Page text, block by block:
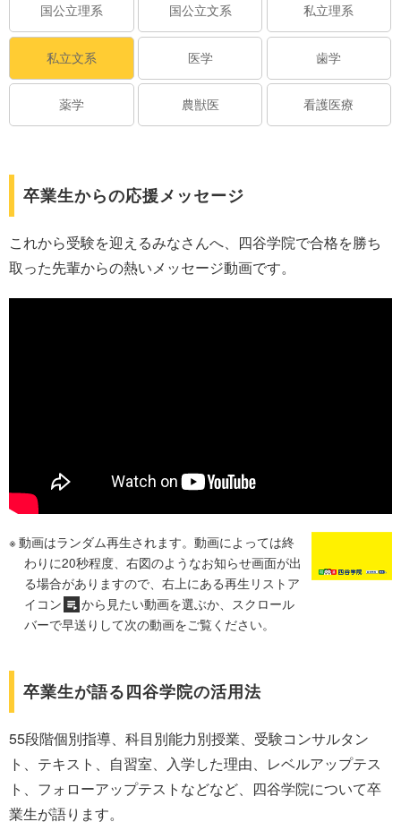
国公立理系 国公立文系 私立理系
私立文系 医学 歯学
薬学 農獣医 看護医療
卒業生からの応援メッセージ
これから受験を迎えるみなさんへ、四谷学院で合格を勝ち
取った先輩からの熱いメッセージ動画です。
動画はランダム再生されます。動画によっては終
わりに20秒程度、右図のようなお知らせ画面が出
る場合がありますので、右上にある再生リストア
イコン
から見たい動画を選ぶか、スクロール
バーで早送りして次の動画をご覧ください。
卒業生が語る四谷学院の活用法
55段階個別指導、科目別能力別授業、受験コンサルタン
ト、テキスト、自習室、入学した理由、レベルアップテス
ト、フォローアップテストなどなど、四谷学院について卒
業生が語ります。